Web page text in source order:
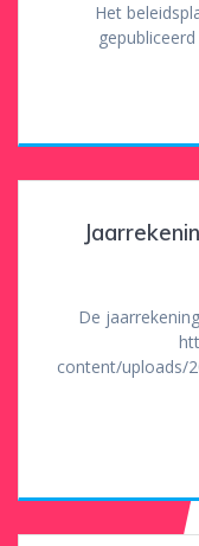
Het
De
content/uploads/